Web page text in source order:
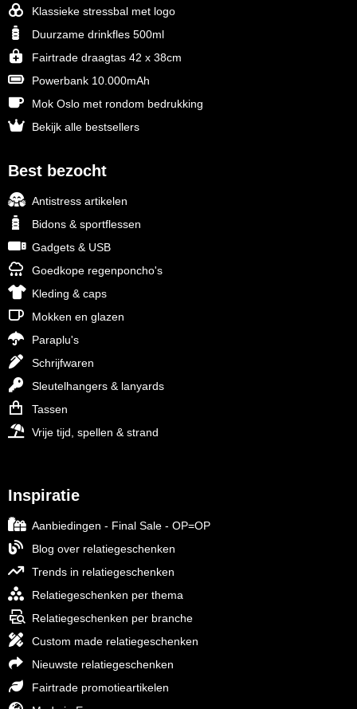
Klassieke stressbal met logo
Duurzame drinkfles 500ml
Fairtrade draagtas 42 x 38cm
Powerbank 10.000mAh
Mok Oslo met rondom bedrukking
Bekijk alle bestsellers
Best bezocht
Antistress artikelen
Bidons & sportflessen
Gadgets & USB
Goedkope regenponcho's
Kleding & caps
Mokken en glazen
Paraplu's
Schrijfwaren
Sleutelhangers & lanyards
Tassen
Vrije tijd, spellen & strand
Inspiratie
Aanbiedingen - Final Sale - OP=OP
Blog over relatiegeschenken
Trends in relatiegeschenken
Relatiegeschenken per thema
Relatiegeschenken per branche
Custom made relatiegeschenken
Nieuwste relatiegeschenken
Fairtrade promotieartikelen